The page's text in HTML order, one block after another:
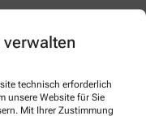
technisch erforderlich
unsere Website für Sie
Mit Ihrer Zustimmung